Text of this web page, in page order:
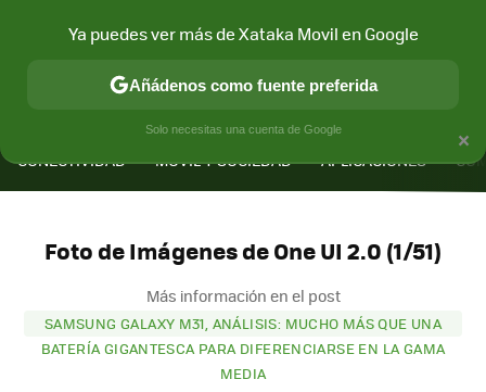
CONECTIVIDAD MÓVIL Y SOCIEDAD APLICACIONES
Foto de Imágenes de One UI 2.0 (1/51)
Más información en el post
SAMSUNG GALAXY M31, ANÁLISIS: MUCHO MÁS QUE UNA
BATERÍA GIGANTESCA PARA DIFERENCIARSE EN LA GAMA
MEDIA
×
Ya puedes ver más de Xataka Movil en Google
Añádenos como fuente preferida
Solo necesitas una cuenta de Google